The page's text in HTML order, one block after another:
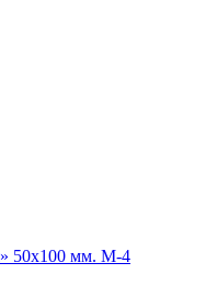
50х100 мм. М-4